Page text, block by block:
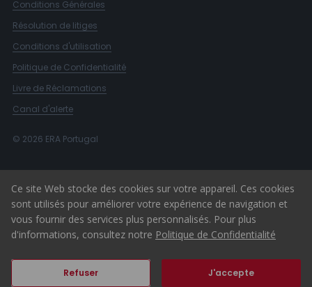
Conditions Générales
Résolution de litiges
Conditions d'utilisation
Politique de Confidentialité
Livre de Réclamations
Canal d'alerte
© 2026 ERA Portugal
Ce site Web stocke des cookies sur votre appareil. Ces cookies
sont utilisés pour améliorer votre expérience de navigation et
vous fournir des services plus personnalisés. Pour plus
d'informations, consultez notre Politique de Confidentialité
Refuser J'accepte